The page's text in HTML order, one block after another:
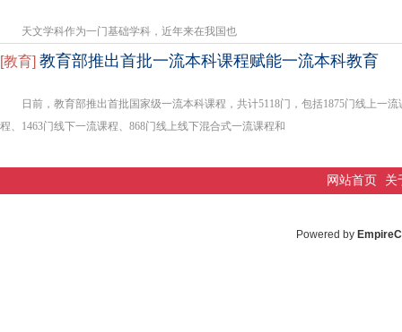
天文学科作为一门基础学科，近年来在我国也
[教育] 教育部推出首批一流本科课程赋能一流本科教育
日前，教育部推出首批国家级一流本科课程，共计5118门，包括1875门线上一流
程、1463门线下一流课程、868门线上线下混合式一流课程和
网站首页 关
Powered by